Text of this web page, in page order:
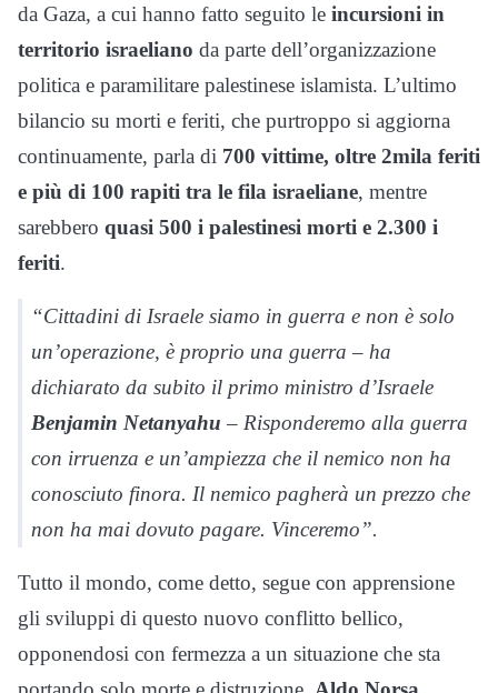
da Gaza, a cui hanno fatto seguito le incursioni in
territorio israeliano da parte dell’organizzazione
politica e paramilitare palestinese islamista. L’ultimo
bilancio su morti e feriti, che purtroppo si aggiorna
continuamente, parla di 700 vittime, oltre 2mila feriti
e più di 100 rapiti tra le fila israeliane, mentre
sarebbero quasi 500 i palestinesi morti e 2.300 i
feriti.
“Cittadini di Israele siamo in guerra e non è solo
un’operazione, è proprio una guerra – ha
dichiarato da subito il primo ministro d’Israele
Benjamin Netanyahu– Risponderemo alla guerra
con irruenza e un’ampiezza che il nemico non ha
conosciuto finora. Il nemico pagherà un prezzo che
non ha mai dovuto pagare. Vinceremo”.
Tutto il mondo, come detto, segue con apprensione
gli sviluppi di questo nuovo conflitto bellico,
opponendosi con fermezza a un situazione che sta